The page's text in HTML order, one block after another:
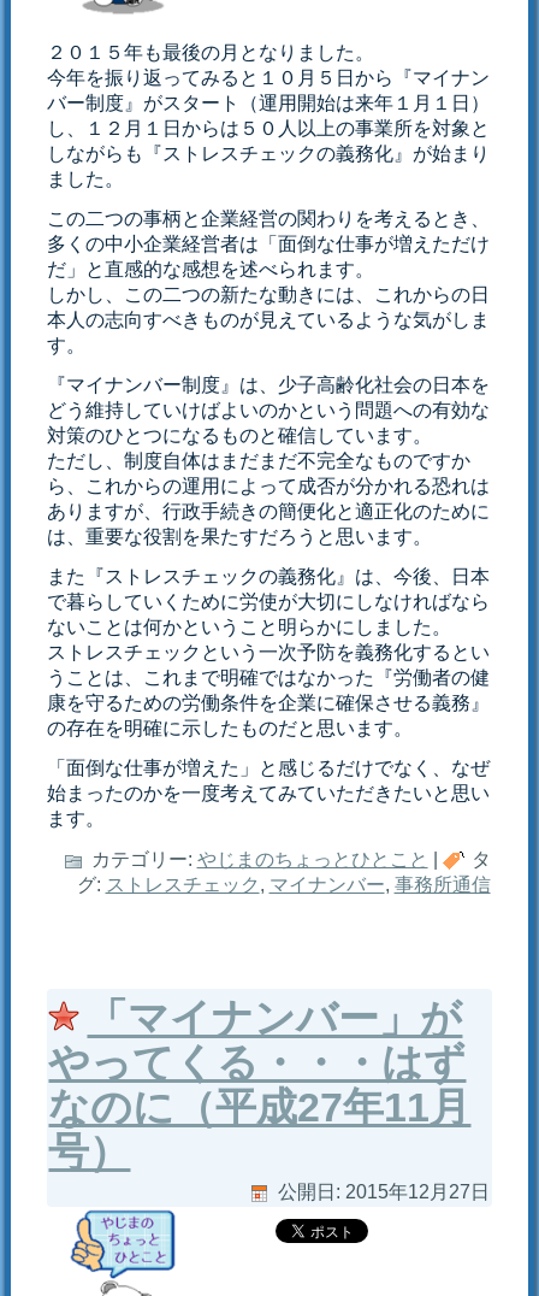
２０１５年も最後の月となりました。
今年を振り返ってみると１０月５日から『マイナン
バー制度』がスタート（運用開始は来年１月１日）
し、１２月１日からは５０人以上の事業所を対象と
しながらも『ストレスチェックの義務化』が始まり
ました。
この二つの事柄と企業経営の関わりを考えるとき、
多くの中小企業経営者は「面倒な仕事が増えただけ
だ」と直感的な感想を述べられます。
しかし、この二つの新たな動きには、これからの日
本人の志向すべきものが見えているような気がしま
す。
『マイナンバー制度』は、少子高齢化社会の日本を
どう維持していけばよいのかという問題への有効な
対策のひとつになるものと確信しています。
ただし、制度自体はまだまだ不完全なものですか
ら、これからの運用によって成否が分かれる恐れは
ありますが、行政手続きの簡便化と適正化のために
は、重要な役割を果たすだろうと思います。
また『ストレスチェックの義務化』は、今後、日本
で暮らしていくために労使が大切にしなければなら
ないことは何かということ明らかにしました。
ストレスチェックという一次予防を義務化するとい
うことは、これまで明確ではなかった『労働者の健
康を守るための労働条件を企業に確保させる義務』
の存在を明確に示したものだと思います。
「面倒な仕事が増えた」と感じるだけでなく、なぜ
始まったのかを一度考えてみていただきたいと思い
ます。
カテゴリー: やじまのちょっとひとこと
タ
グ: ストレスチェック , マイナンバー, 事務所通信
「マイナンバー」が
やってくる・・・はず
なのに（平成27年11月
号）
公開日: 2015年12月27日